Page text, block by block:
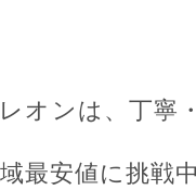
オンは、丁寧
最安値に挑戦